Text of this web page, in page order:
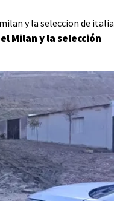
Milan y la selección